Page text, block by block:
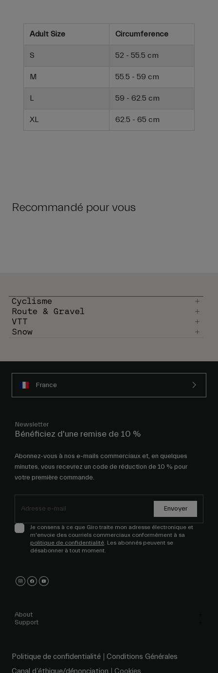
Adult Size Circumference
S 52 - 55.5 cm
M 55.5 - 59 cm
L 59 - 62.5 cm
XL 62.5 - 65 cm
Recommandé pour vous
Cyclisme
Route & Gravel
VTT
Snow
France
Newsletter
Bénéficiez d'une remise de 10 %
Abonnez-vous à nos e-mails commerciaux et, en quelques
minutes, vous recevrez un code de réduction de 10 % pour
votre première commande.
Envoyer
Je consens à ce que Giro traite mon adresse électronique et
m'envoie des courriels commerciaux conformément à sa
politique de confidentialité. Les abonnés peuvent se
désabonner à tout moment.
About
Support
Politique de confidentialité
Conditions Générales